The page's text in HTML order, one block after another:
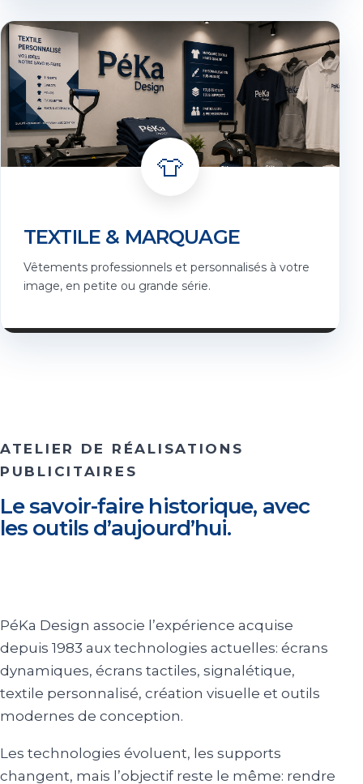
👕
TEXTILE & MARQUAGE
Vêtements professionnels et personnalisés à votre
image, en petite ou grande série.
ATELIER DE RÉALISATIONS
PUBLICITAIRES
Le savoir-faire historique, avec
les outils d’aujourd’hui.
PéKa Design associe l’expérience acquise
depuis 1983 aux technologies actuelles: écrans
dynamiques, écrans tactiles, signalétique,
textile personnalisé, création visuelle et outils
modernes de conception.
Les technologies évoluent, les supports
changent, mais l’objectif reste le même: rendre